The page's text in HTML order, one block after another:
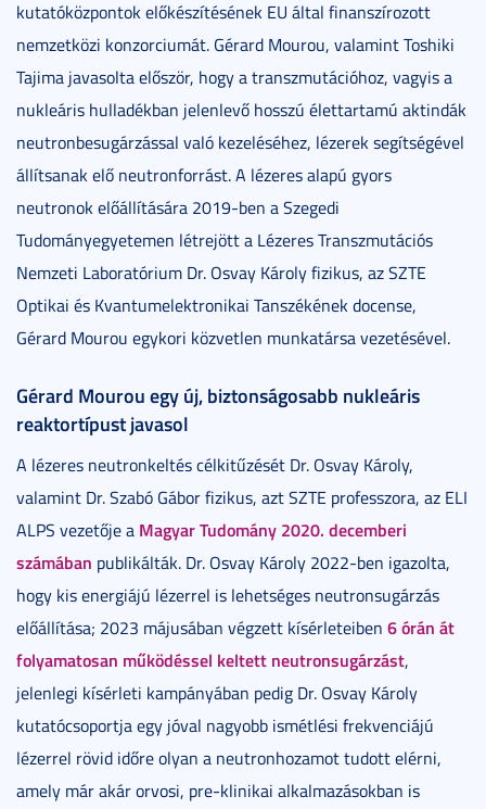
kutatóközpontok előkészítésének EU által finanszírozott
nemzetközi konzorciumát. Gérard Mourou, valamint Toshiki
Tajima javasolta először, hogy a transzmutációhoz, vagyis a
nukleáris hulladékban jelenlevő hosszú élettartamú aktindák
neutronbesugárzással való kezeléséhez, lézerek segítségével
állítsanak elő neutronforrást. A lézeres alapú gyors
neutronok előállítására 2019-ben a Szegedi
Tudományegyetemen létrejött a Lézeres Transzmutációs
Nemzeti Laboratórium Dr. Osvay Károly fizikus, az SZTE
Optikai és Kvantumelektronikai Tanszékének docense,
Gérard Mourou egykori közvetlen munkatársa vezetésével.
Gérard Mourou egy új, biztonságosabb nukleáris
reaktortípust javasol
A lézeres neutronkeltés célkitűzését Dr. Osvay Károly,
valamint Dr. Szabó Gábor fizikus, azt SZTE professzora, az ELI
ALPS vezetője a Magyar Tudomány 2020. decemberi
számában publikálták. Dr. Osvay Károly 2022-ben igazolta,
hogy kis energiájú lézerrel is lehetséges neutronsugárzás
előállítása; 2023 májusában végzett kísérleteiben 6 órán át
folyamatosan működéssel keltett neutronsugárzást,
jelenlegi kísérleti kampányában pedig Dr. Osvay Károly
kutatócsoportja egy jóval nagyobb ismétlési frekvenciájú
lézerrel rövid időre olyan a neutronhozamot tudott elérni,
amely már akár orvosi, pre-klinikai alkalmazásokban is